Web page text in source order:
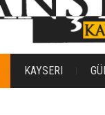
KAYSERI